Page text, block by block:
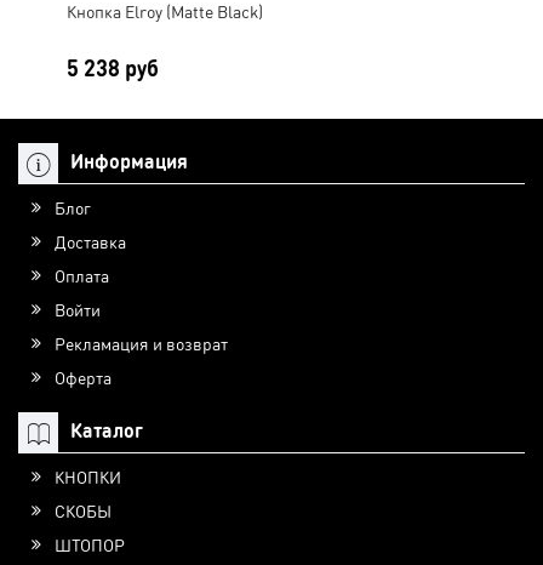
Кнопка Elroy (Matte Black)
5 238 руб
Информация
Блог
Доставка
Оплата
Войти
Рекламация и возврат
Оферта
Каталог
КНОПКИ
СКОБЫ
ШТОПОР